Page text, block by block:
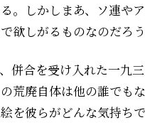
。しかしまあ、ソ連や
欲しがるものなのだろう
併合を受け入れた一九
荒廃自体は他の誰でも
を彼らがどんな気持ち